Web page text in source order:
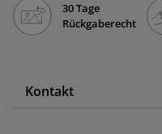
30 Tage
Rückgaberecht
Kontakt